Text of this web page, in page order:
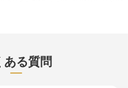
境です。 未経験の方も経験者も、
「おもてなし」の心があれば大丈
夫！チームで協力しながら、お客様
ある質問